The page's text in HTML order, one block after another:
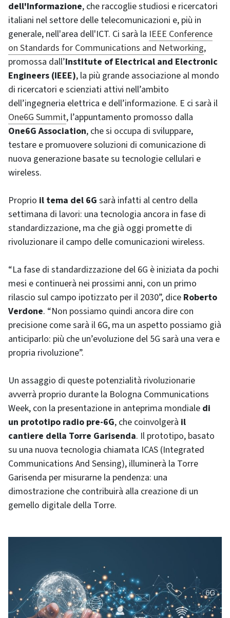
dell'Informazione, che raccoglie studiosi e ricercatori
italiani nel settore delle telecomunicazioni e, più in
generale, nell'area dell'ICT. Ci sarà la IEEE Conference
on Standards for Communications and Networking,
promossa dall’Institute of Electrical and Electronic
Engineers (IEEE), la più grande associazione al mondo
di ricercatori e scienziati attivi nell’ambito
dell’ingegneria elettrica e dell’informazione. E ci sarà il
One6G Summit, l’appuntamento promosso dalla
One6G Association, che si occupa di sviluppare,
testare e promuovere soluzioni di comunicazione di
nuova generazione basate su tecnologie cellulari e
wireless.
Proprio il tema del 6G sarà infatti al centro della
settimana di lavori: una tecnologia ancora in fase di
standardizzazione, ma che già oggi promette di
rivoluzionare il campo delle comunicazioni wireless.
“La fase di standardizzazione del 6G è iniziata da pochi
mesi e continuerà nei prossimi anni, con un primo
rilascio sul campo ipotizzato per il 2030”, dice Roberto
Verdone. “Non possiamo quindi ancora dire con
precisione come sarà il 6G, ma un aspetto possiamo già
anticiparlo: più che un’evoluzione del 5G sarà una vera e
propria rivoluzione”.
Un assaggio di queste potenzialità rivoluzionarie
avverrà proprio durante la Bologna Communications
Week, con la presentazione in anteprima mondiale di
un prototipo radio pre-6G, che coinvolgerà il
cantiere della Torre Garisenda. Il prototipo, basato
su una nuova tecnologia chiamata ICAS (Integrated
Communications And Sensing), illuminerà la Torre
Garisenda per misurarne la pendenza: una
dimostrazione che contribuirà alla creazione di un
gemello digitale della Torre.